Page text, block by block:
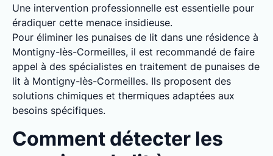
Une intervention professionnelle est essentielle pour
éradiquer cette menace insidieuse.
Pour éliminer les punaises de lit dans une résidence à
Montigny-lès-Cormeilles, il est recommandé de faire
appel à des spécialistes en traitement de punaises de
lit à Montigny-lès-Cormeilles. Ils proposent des
solutions chimiques et thermiques adaptées aux
besoins spécifiques.
Comment détecter les